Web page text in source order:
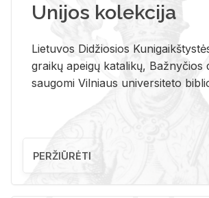
Unijos kolekcija
Lietuvos Didžiosios
graikų apeigų katalikų, Bažnyčios
saugomi Vilniaus universiteto
PERŽIŪRĖTI